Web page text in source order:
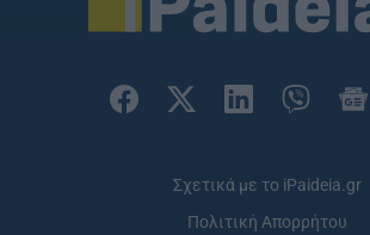
Σχετικά με το iPaideia.gr
Πολιτική Απορρήτου